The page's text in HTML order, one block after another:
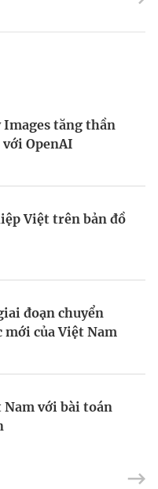
Images tăng thần
OpenAI
Việt trên bản đồ
đoạn chuyển
của Việt Nam
với bài toán
nghẽn” trên
đô thị xanh
xanh: sức
vốn
thịnh: Phụ nữ
tế của Canada tại
khi xoay trục
cần điều chỉnh
Mạnh dạn đón
doanh trong
vịnh biển” để
Á